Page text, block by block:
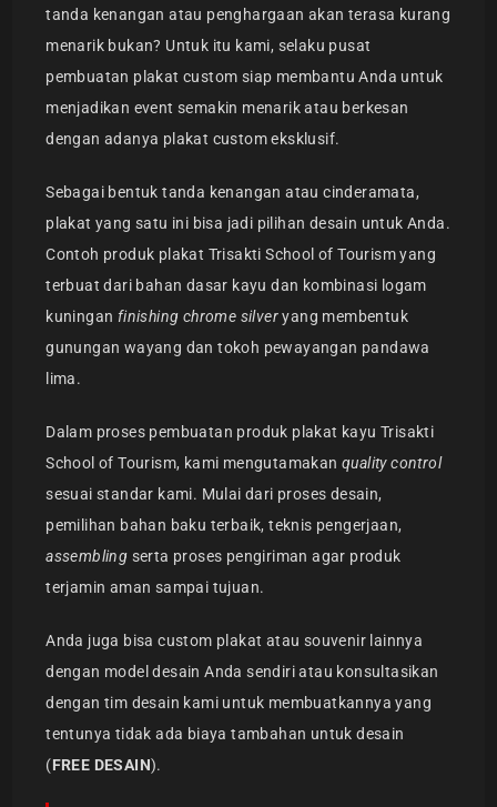
tanda kenangan atau penghargaan akan terasa kurang
menarik bukan? Untuk itu kami, selaku pusat
pembuatan plakat custom siap membantu Anda untuk
menjadikan event semakin menarik atau berkesan
dengan adanya plakat custom eksklusif.
Sebagai bentuk tanda kenangan atau cinderamata,
plakat yang satu ini bisa jadi pilihan desain untuk Anda.
Contoh produk plakat Trisakti School of Tourism yang
terbuat dari bahan dasar kayu dan kombinasi logam
kuningan finishing chrome silveryang membentuk
gunungan wayang dan tokoh pewayangan pandawa
lima.
Dalam proses pembuatan produk plakat kayu Trisakti
School of Tourism, kami mengutamakanquality control
sesuai standar kami. Mulai dari proses desain,
pemilihan bahan baku terbaik, teknis pengerjaan,
assembling serta proses pengiriman agar produk
terjamin aman sampai tujuan.
Anda juga bisa custom plakat atau souvenir lainnya
dengan model desain Anda sendiri atau konsultasikan
dengan tim desain kami untuk membuatkannya yang
tentunya tidak ada biaya tambahan untuk desain
(FREE DESAIN).